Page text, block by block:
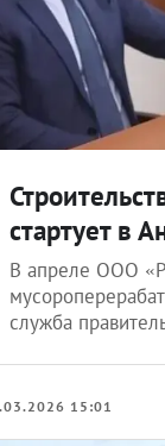
стартует в
В апреле ООО
служба
15:01